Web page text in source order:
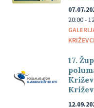
20:00 -
KRIŽEVCI
17.